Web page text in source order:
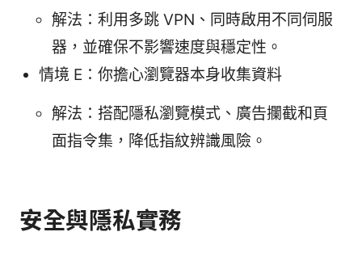
解法：利用多跳 VPN、同時啟用不同伺服
器，並確保不影響速度與穩定性。
情境 E：你擔心瀏覽器本身收集資料
解法：搭配隱私瀏覽模式、廣告攔截和頁
面指令集，降低指紋辨識風險。
安全與隱私實務